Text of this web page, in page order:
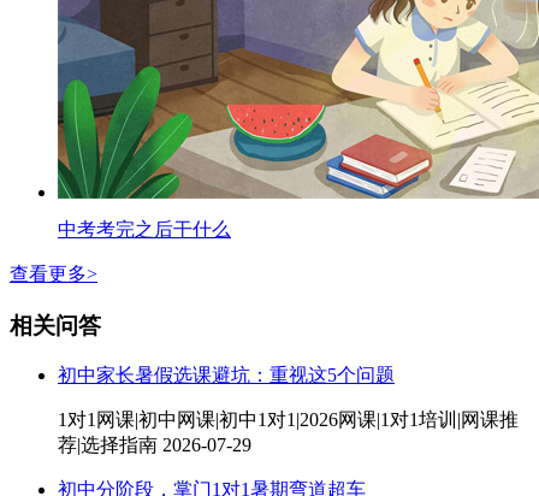
中考考完之后干什么
查看更多>
相关问答
初中家长暑假选课避坑：重视这5个问题
1对1网课|初中网课|初中1对1|2026网课|1对1培训|网课推
荐|选择指南 2026-07-29
初中分阶段，掌门1对1暑期弯道超车